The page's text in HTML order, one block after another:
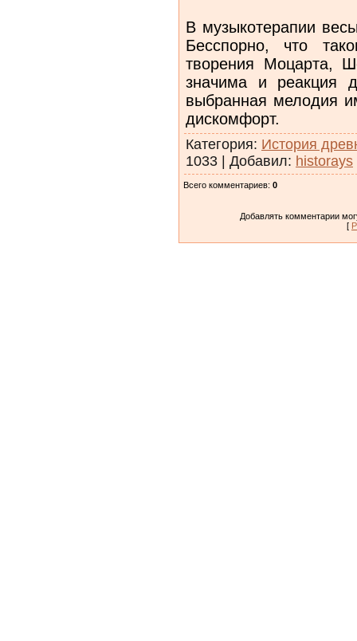
В музыкотерапии
Бесспорно, что
творения Моцарта,
значима и реакция
выбранная мелодия
дискомфорт.
Категория: История
1033 | Добавил: historays
Всего комментариев: 0
Добавлять комментарии
[